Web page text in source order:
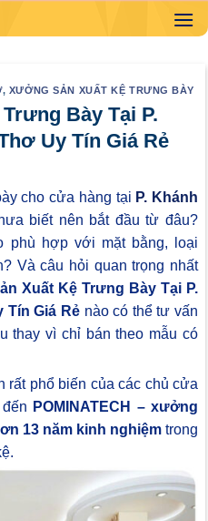
, XƯỞNG SẢN XUẤT KỆ TRƯNG BÀY
Bày Tại P.
Uy Tín Giá Rẻ
cho cửa hàng tại P. Khánh
biết nên bắt đầu từ đâu?
phù hợp với mặt bằng, loại
Và câu hỏi quan trọng nhất
Xuất Kệ Trưng Bày Tại P.
Tín Giá Rẻnào có thể tư vấn
thay vì chỉ bán theo mẫu có
phổ biến của các chủ cửa
POMINATECH – xưởng
13 năm kinh nghiệm trong